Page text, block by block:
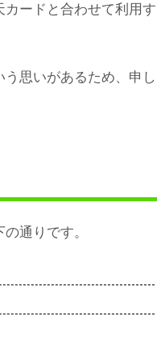
ードと合わせて利用す
思いがあるため、申し
通りです。